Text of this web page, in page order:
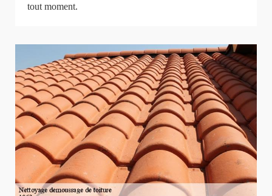
tout moment.